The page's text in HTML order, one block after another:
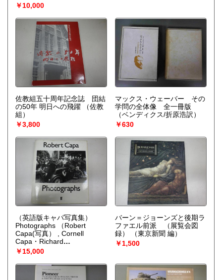
￥10,000
佐教組五十周年記念誌 団結
の50年 明日への飛躍
（佐教
組）
￥3,800
マックス・ウェーバー その
学問の全体像 全一冊版
（ベンディクス/折原浩訳）
￥630
（英語版キャパ写真集）
Photographs
（Robert
Capa(写真） , Cornell
Capa・Richard
Whelan（ed.））
￥15,000
バーン＝ジョーンズと後期ラ
ファエル前派 （展覧会図
録）
（東京新聞 編）
￥1,500